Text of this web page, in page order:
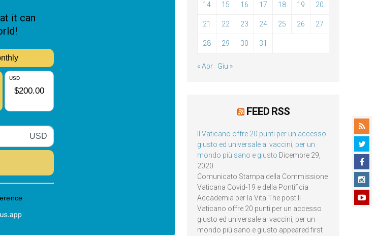
14 15 16 17 18 19 20
21 22 23 24 25 26 27
28 29 30 31
« Apr Giu »
FEED RSS
Il Vaticano offre 20 punti per un accesso
giusto ed universale ai vaccini, per un
mondo più sano e giusto Dicembre 29,
2020
Comunicato Stampa della Commissione
Vaticana Covid-19 e della Pontificia
Accademia per la Vita The post Il
Vaticano offre 20 punti per un accesso
giusto ed universale ai vaccini, per un
mondo più sano e giusto appeared first